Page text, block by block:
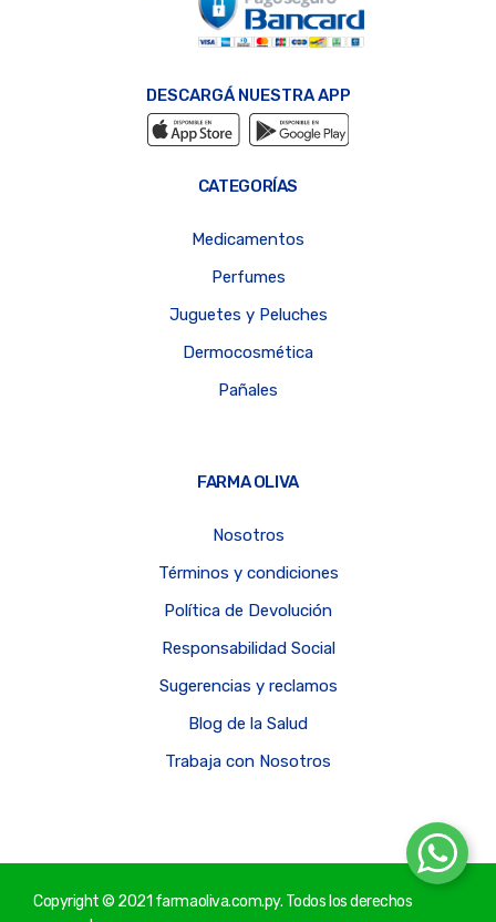
DESCARGÁ NUESTRA APP
CATEGORÍAS
Medicamentos
Perfumes
Juguetes y Peluches
Dermocosmética
Pañales
FARMA OLIVA
Nosotros
Términos y condiciones
Política de Devolución
Responsabilidad Social
Sugerencias y reclamos
Blog de la Salud
Trabaja con Nosotros
Copyright © 2021 farmaoliva.com.py. Todos los derechos